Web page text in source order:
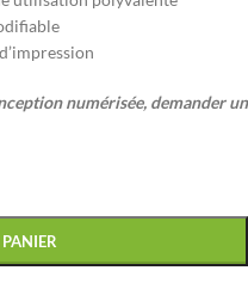
numérisée, demander un